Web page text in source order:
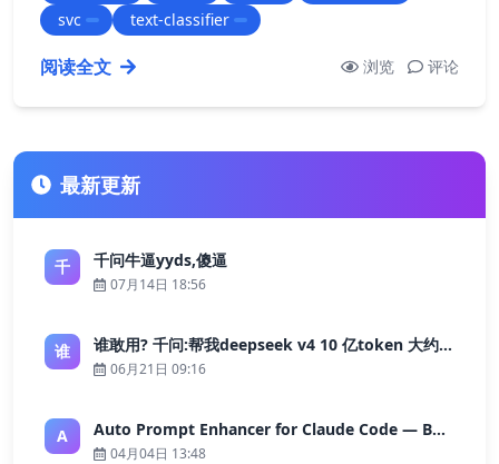
svc
text-classifier
阅读全文 浏览 评论
最新更新
千 千问牛逼yyds,傻逼
07月14日 18:56
谁 谁敢用? 千问:帮我deepseek v4 10 亿token 大约多少花费 ?
06月21日 09:16
A Auto Prompt Enhancer for Claude Code — Building a Highly Reliable AI Programming Workflow
04月04日 13:48